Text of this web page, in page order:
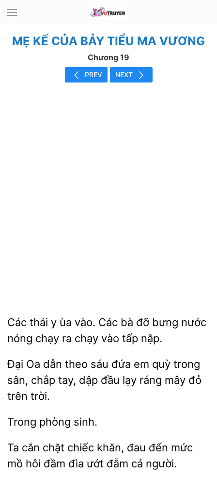
MẸ KẾ CỦA BẢY TIỂU MA VƯƠNG
Chương 19
PREV NEXT
Các
ùa vào. Các bà đỡ bưng nước
nóng chạy ra chạy
tấp nập.
Đại Oa dẫn theo sáu đứa
sân, chắp tay, dập đầu lạy ráng mây đỏ
trên trời.
Ta cắn chặt chiếc
đau đến mức
mồ hôi đầm
ướt cả người.